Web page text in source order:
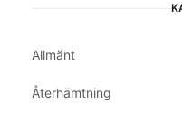
Allmänt
Återhämtning